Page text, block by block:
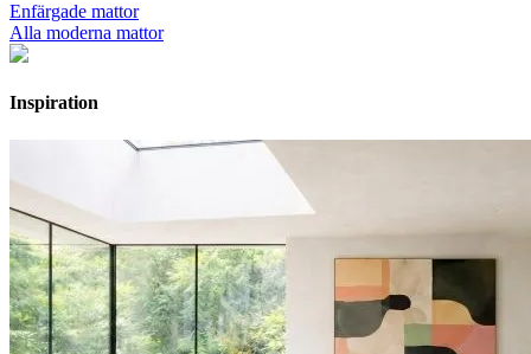
Enfärgade mattor
Alla moderna mattor
Inspiration